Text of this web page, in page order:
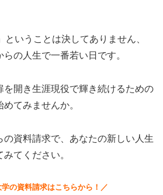
いうことは決してありません、
の人生で一番若い日です。
を開き生涯現役で輝き続けるための
てみませんか。
の資料請求で、あなたの新しい人生
てください。
の資料請求はこちらから！／